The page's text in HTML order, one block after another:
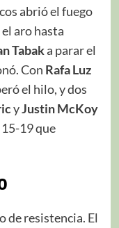
abrió el fuego
aro hasta
Tabaka parar el
Con Rafa Luz
el hilo, y dos
yJustin McKoy
19 que
de resistencia. El